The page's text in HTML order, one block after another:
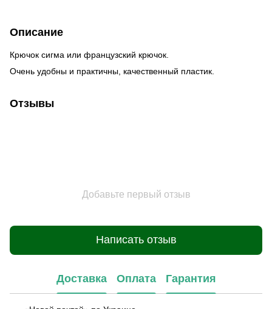
Описание
Крючок сигма или французский крючок.
Очень удобны и практичны, качественный пластик.
Отзывы
Добавьте первый отзыв
Написать отзыв
Доставка Оплата Гарантия